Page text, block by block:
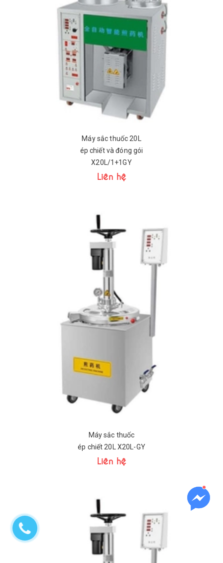
Máy sắc thuốc 20L
ép chiết và đóng gói
X20L/1+1GY
Liên hệ
Máy sắc thuốc
ép chiết 20L X20L-GY
Liên hệ